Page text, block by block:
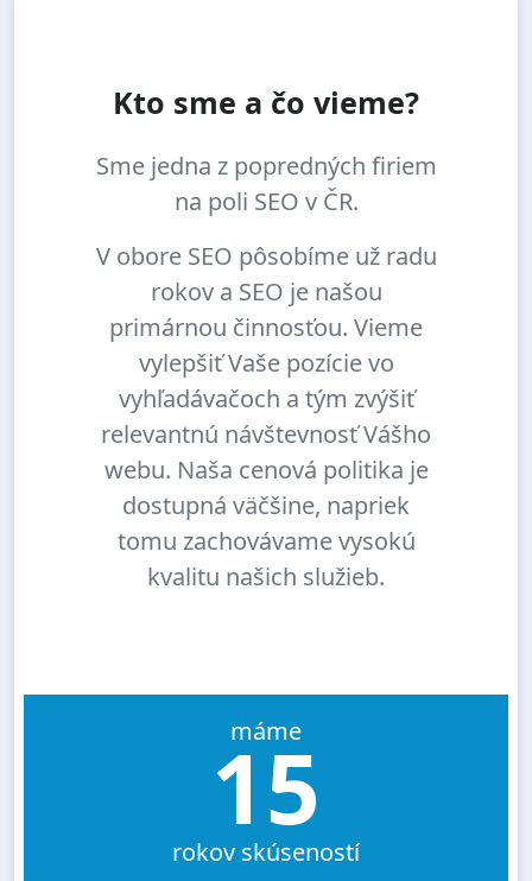
Kto sme a čo vieme?
Sme jedna z popredných firiem
na poli SEO v ČR.
V obore SEO pôsobíme už radu
rokov a SEO je našou
primárnou činnosťou. Vieme
vylepšiť Vaše pozície vo
vyhľadávačoch a tým zvýšiť
relevantnú návštevnosť Vášho
webu. Naša cenová politika je
dostupná väčšine, napriek
tomu zachovávame vysokú
kvalitu našich služieb.
máme
15
rokov skúseností